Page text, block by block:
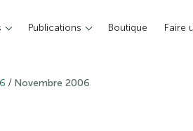
Publications Boutique Faire
/ Novembre 2006